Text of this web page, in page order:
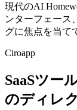
現代のAI
ンターフェース
グに焦点を当て
Ciroapp
SaaSツー
のディレ